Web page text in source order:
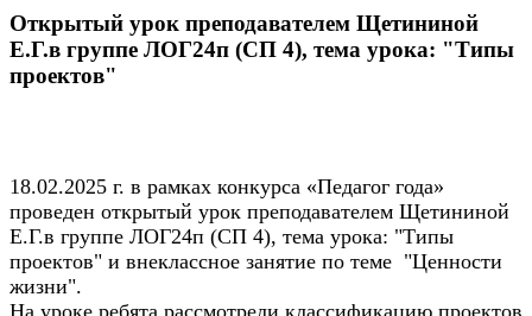
Открытый урок преподавателем Щетининой
Е.Г.в группе ЛОГ24п (СП 4), тема урока: "Типы
проектов"
18.02.2025 г. в рамках конкурса «Педагог года»
проведен открытый урок преподавателем Щетининой
Е.Г.в группе ЛОГ24п (СП 4), тема урока: "Типы
проектов" и внеклассное занятие по теме "Ценности
жизни".